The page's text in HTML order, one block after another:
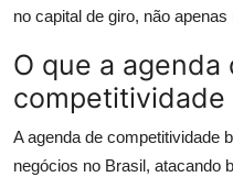
no capital de giro, não
O que a agenda
competitividade
A agenda de competitividade
negócios no Brasil, atacando